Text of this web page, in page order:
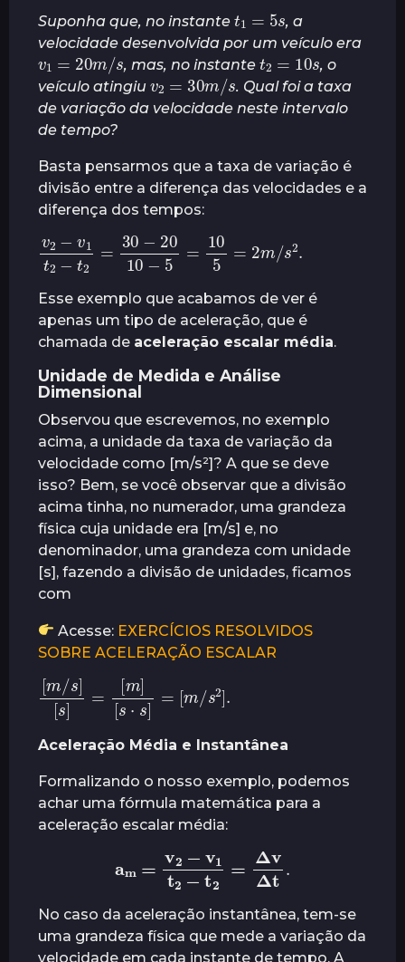
Suponha que, no instante
5s
, a
velocidade desenvolvida por um veículo era
v1=20m/s
, mas, no instante
t2 =10s
, o
veículo atingiu
v2=30m/s
. Qual foi a taxa
de variação da velocidade neste intervalo
de tempo?
Basta pensarmos que a taxa de variação é
divisão entre a diferença das velocidades e a
diferença dos tempos:
v2− v1 t2=30− 10− 10 = 2
m/s
Esse exemplo que acabamos de ver é
apenas um tipo de aceleração, que é
chamada de aceleração escalar média.
Unidade de Medida e Análise
Dimensional
Observou que escrevemos, no exemplo
acima, a unidade da taxa de variação da
velocidade como [m/s²]? A que se deve
isso? Bem, se você observar que a divisão
acima tinha, no numerador, uma grandeza
física cuja unidade era [m/s] e, no
denominador, uma grandeza com unidade
[s], fazendo a divisão de unidades, ficamos
com
Acesse: EXERCÍCIOS RESOLVIDOS
SOBRE ACELERAÇÃO ESCALAR
[m =[m ⋅ =
m/s
Aceleração Média e Instantânea
Formalizando o nosso exemplo, podemos
achar uma fórmula matemática para a
aceleração escalar média:
v2−v1t2 =Δv
Δ t.
No caso da aceleração instantânea, tem-se
uma grandeza física que mede a variação da
velocidade em cada instante de tempo. A